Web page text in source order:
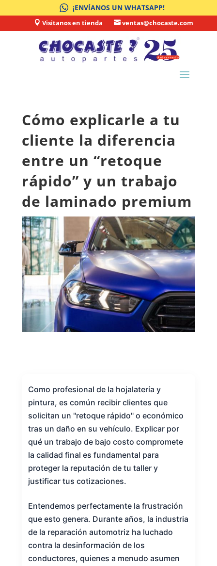
¡ENVÍANOS UN WHATSAPP!
 Visitanos en tienda  ventas@chocaste.com
Cómo explicarle a tu
cliente la diferencia
entre un “retoque
rápido” y un trabajo
de laminado premium
Como profesional de la hojalatería y
pintura, es común recibir clientes que
solicitan un "retoque rápido" o económico
tras un daño en su vehículo. Explicar por
qué un trabajo de bajo costo compromete
la calidad final es fundamental para
proteger la reputación de tu taller y
justificar tus cotizaciones.
Entendemos perfectamente la frustración
que esto genera. Durante años, la industria
de la reparación automotriz ha luchado
contra la desinformación de los
conductores, quienes a menudo asumen